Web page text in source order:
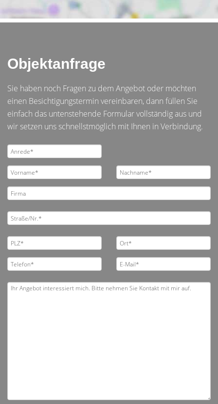
Objektanfrage
Sie haben noch Fragen zu dem Angebot oder möchten
einen Besichtigungstermin vereinbaren, dann füllen Sie
einfach das untenstehende Formular vollständig aus und
wir setzen uns schnellstmöglich mit Ihnen in Verbindung.